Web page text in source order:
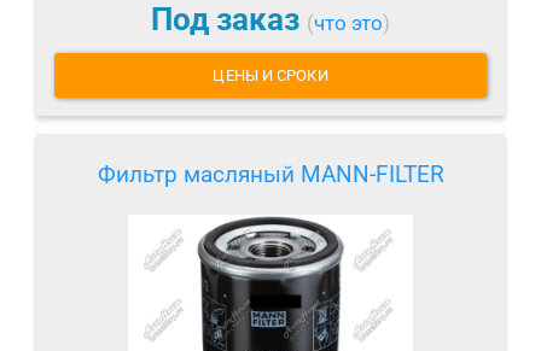
Под заказ (что это)
ЦЕНЫ И СРОКИ
Фильтр масляный MANN-FILTER